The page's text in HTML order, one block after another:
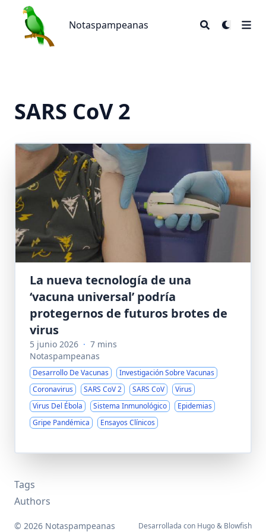
Notaspampeanas
Notaspampeanas
SARS CoV 2
La nueva tecnología de una
‘vacuna universal’ podría
protegernos de futuros brotes de
virus
5 junio 2026 · 7 mins
Notaspampeanas
Desarrollo De Vacunas
Investigación Sobre Vacunas
Coronavirus
SARS CoV 2 SARS CoV
Virus
Virus Del Ébola
Sistema Inmunológico
Epidemias
Gripe Pandémica
Ensayos Clínicos
Tags
Authors
© 2026 Notaspampeanas Desarrollada con Hugo& Blowfish